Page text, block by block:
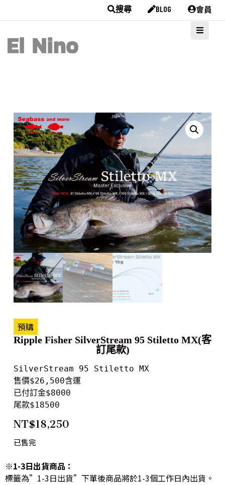
搜尋 BLOG 會員
預購
Ripple Fisher SilverStream 95 Stiletto MX(客
訂尾款)
SilverStream 95 Stiletto MX
售價$26,500含運
已付訂金$8000
尾款$18500
NT$18,250
已售完
※1-3日出貨商品：
標籤為”1-3日出貨”下單後商品將於1-3個工作日內出貨。